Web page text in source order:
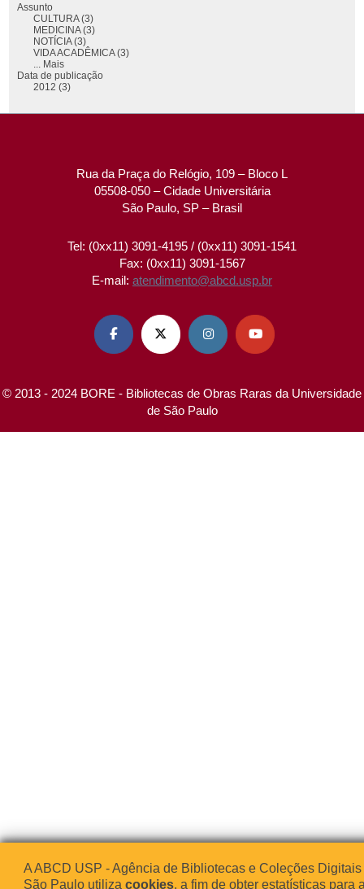
Assunto
CULTURA (3)
MEDICINA (3)
NOTÍCIA (3)
VIDA ACADÊMICA (3)
... Mais
Data de publicação
2012 (3)
Rua da Praça do Relógio, 109 – Bloco L
05508-050 – Cidade Universitária
São Paulo, SP – Brasil
Tel: (0xx11) 3091-4195 / (0xx11) 3091-1541
Fax: (0xx11) 3091-1567
E-mail: atendimento@abcd.usp.br
   
© 2013 - 2024 BORE - Bibliotecas de Obras Raras da Universidade
de São Paulo
A ABCD USP - Agência de Bibliotecas e Coleções
São Paulo utiliza cookies, a fim de obter estatísticas para